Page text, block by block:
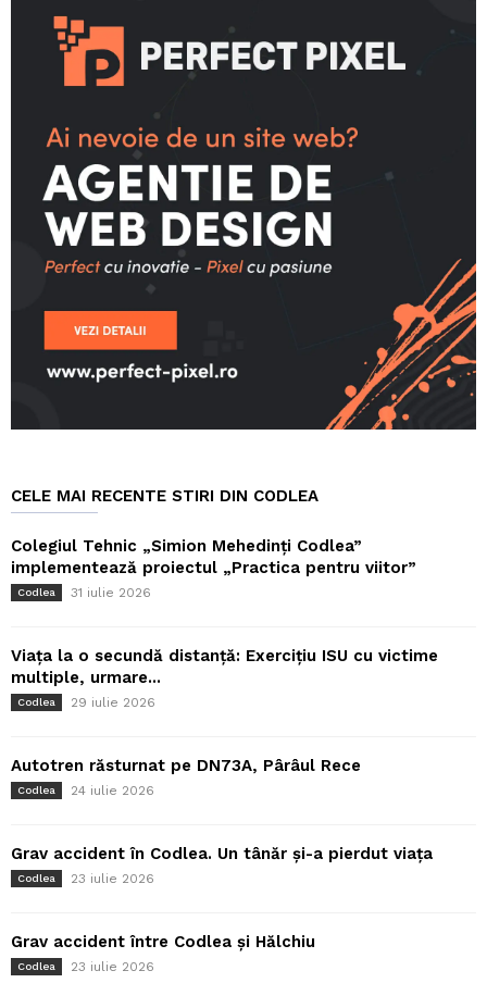
CELE MAI RECENTE STIRI DIN CODLEA
Colegiul Tehnic „Simion Mehedinți Codlea”
implementează proiectul „Practica pentru viitor”
Codlea 31 iulie 2026
Viața la o secundă distanță: Exercițiu ISU cu victime
multiple, urmare...
Codlea 29 iulie 2026
Autotren răsturnat pe DN73A, Pârâul Rece
Codlea 24 iulie 2026
Grav accident în Codlea. Un tânăr și-a pierdut viața
Codlea 23 iulie 2026
Grav accident între Codlea și Hălchiu
Codlea 23 iulie 2026